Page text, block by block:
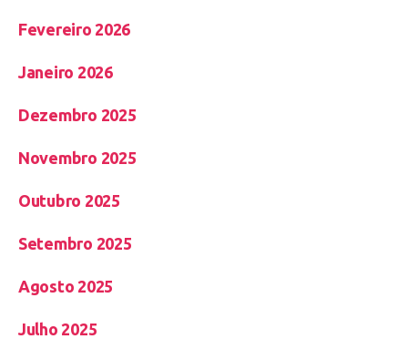
Fevereiro 2026
Janeiro 2026
Dezembro 2025
Novembro 2025
Outubro 2025
Setembro 2025
Agosto 2025
Julho 2025